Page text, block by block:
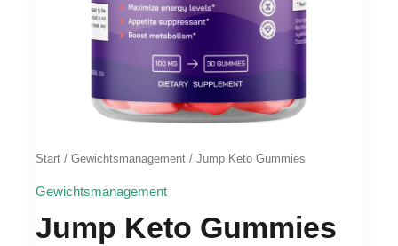
Start / Gewichtsmanagement / Jump Keto Gummies
Gewichtsmanagement
Jump Keto Gummies